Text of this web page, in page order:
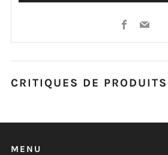
Facebook
Email
CRITIQUES DE PRODUITS
MENU